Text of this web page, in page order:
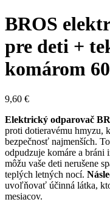
BROS
pre deti +
komárom
9,60 €
Elektrický odparovač
proti dotieravému hmyzu,
bezpečnosť najmenších.
odpudzuje komáre a bráni
môžu vaše deti nerušene
teplých letných nocí.
uvoľňovať účinná látka,
mesiacov.